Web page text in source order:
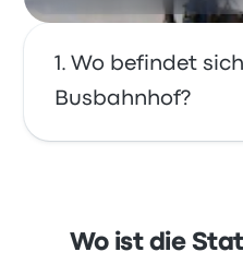
Wo befindet
Busbahnhof?
Bushaltestelle in
Wo ist die